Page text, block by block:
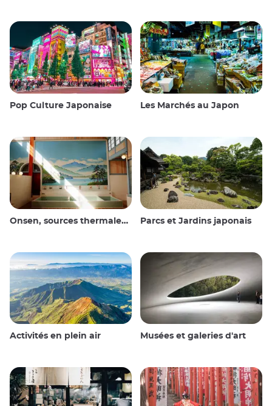
Pop Culture Japonaise Les Marchés au Japon
Onsen, sources thermales et bains publics Parcs et Jardins japonais
Activités en plein air Musées et galeries d'art